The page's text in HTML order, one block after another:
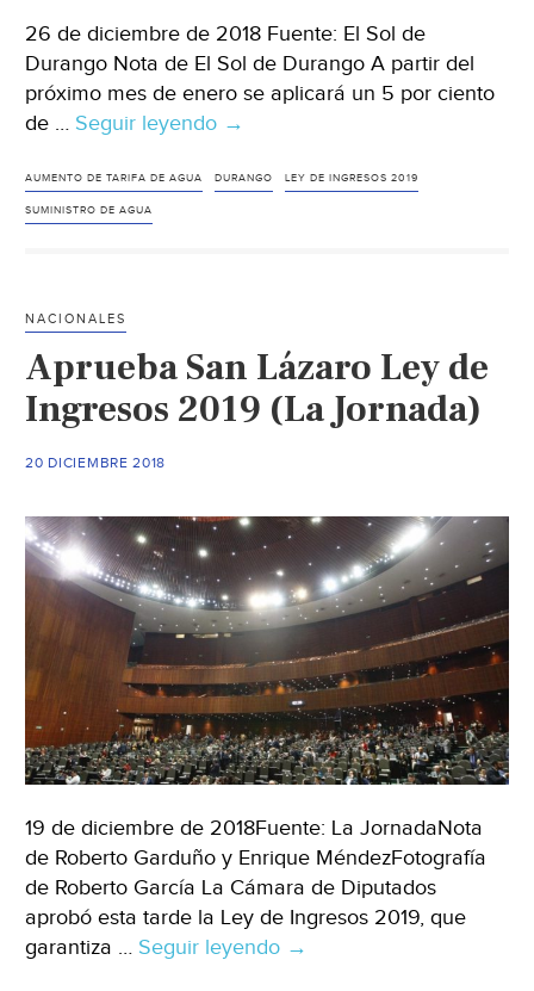
26 de diciembre de 2018 Fuente: El Sol de
Durango Nota de El Sol de Durango A partir del
próximo mes de enero se aplicará un 5 por ciento
de … Seguir leyendo Durango:
partir
agua
en
Gómez
Sol
Durango)
→
AUMENTO DE TARIFA DE AGUA DURANGO LEY DE INGRESOS 2019
SUMINISTRO DE AGUA
NACIONALES
Aprueba San Lázaro Ley de
Ingresos 2019 (La Jornada)
20 DICIEMBRE 2018
19 de diciembre de 2018Fuente: La JornadaNota
de Roberto Garduño y Enrique MéndezFotografía
de Roberto García La Cámara de Diputados
aprobó esta tarde la Ley de Ingresos 2019, que
garantiza … Seguir leyendo Aprueba
→